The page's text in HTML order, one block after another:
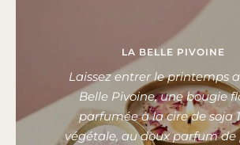
LA BELLE PIVOINE
Laissez entrer le printemps
Belle Pivoine, une bougie
parfumée à la cire de soja
végétale, au doux parfum de